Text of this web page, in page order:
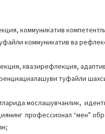
коммуникатив
коммуникатив ва
квазирефлекция,
туфайли
мослашувчанлик,
профессионал “мен”